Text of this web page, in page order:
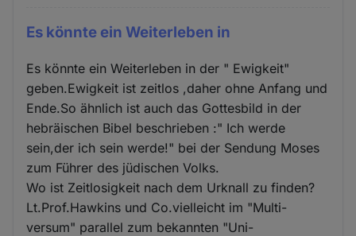
Es könnte ein Weiterleben in
Es könnte ein Weiterleben in der " Ewigkeit"
geben.Ewigkeit ist zeitlos ,daher ohne Anfang und
Ende.So ähnlich ist auch das Gottesbild in der
hebräischen Bibel beschrieben :" Ich werde
sein,der ich sein werde!" bei der Sendung Moses
zum Führer des jüdischen Volks.
Wo ist Zeitlosigkeit nach dem Urknall zu finden?
Lt.Prof.Hawkins und Co.vielleicht im "Multi-
versum" parallel zum bekannten "Uni-